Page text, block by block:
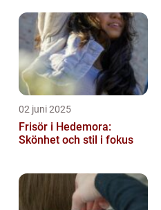
02 juni 2025
Frisör i Hedemora:
Skönhet och stil i fokus